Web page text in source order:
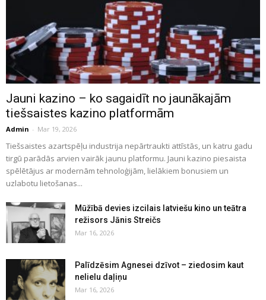
Jauni kazino – ko sagaidīt no jaunākajām
tiešsaistes kazino platformām
Admin - Mar 19, 2026
Tiešsaistes azartspēļu industrija nepārtraukti attīstās, un katru gadu
tirgū parādās arvien vairāk jaunu platformu. Jauni kazino piesaista
spēlētājus ar modernām tehnoloģijām, lielākiem bonusiem un
uzlabotu lietošanas...
Mūžībā devies izcilais latviešu kino un teātra
režisors Jānis Streičs
Mar 16, 2026
Palīdzēsim Agnesei dzīvot – ziedosim kaut
nelielu daļiņu
Mar 16, 2026